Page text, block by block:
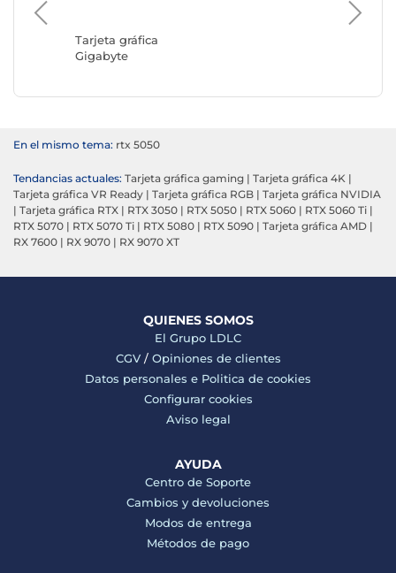
Tarjeta gráfica
Gigabyte
Tarjeta
ASUS
En el mismo tema: rtx 5050
Tendancias actuales: Tarjeta gráfica gaming | Tarjeta gráfica 4K |
Tarjeta gráfica VR Ready | Tarjeta gráfica RGB | Tarjeta gráfica NVIDIA
| Tarjeta gráfica RTX | RTX 3050 | RTX 5050 | RTX 5060 | RTX 5060 Ti |
RTX 5070 | RTX 5070 Ti | RTX 5080 | RTX 5090 | Tarjeta gráfica AMD |
RX 7600 | RX 9070 | RX 9070 XT
QUIENES SOMOS
El Grupo LDLC
CGV/ Opiniones de clientes
Datos personales e Politica de cookies
Configurar cookies
Aviso legal
AYUDA
Centro de Soporte
Cambios y devoluciones
Modos de entrega
Métodos de pago